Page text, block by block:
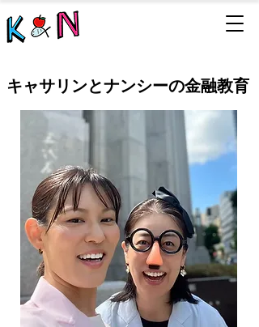
キャサリンとナンシーの金融教育